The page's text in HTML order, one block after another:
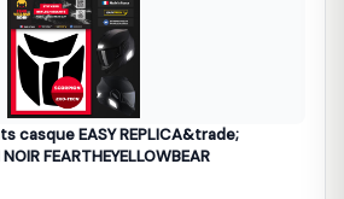
casque EASY REPLICA&trade;
FEARTHEYELLOWBEAR